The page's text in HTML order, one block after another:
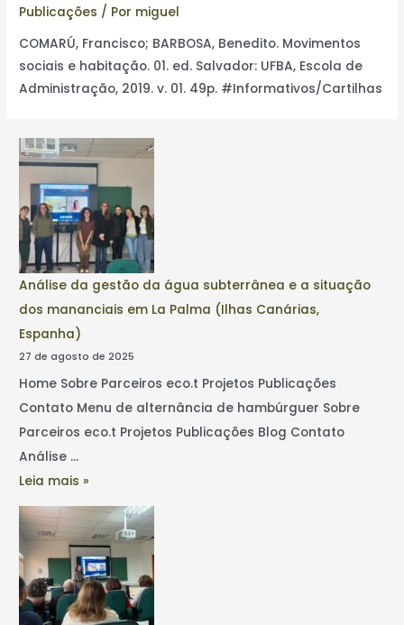
Publicações / Por miguel
COMARÚ, Francisco; BARBOSA, Benedito. Movimentos
sociais e habitação. 01. ed. Salvador: UFBA, Escola de
Administração, 2019. v. 01. 49p. #Informativos/Cartilhas
Análise da gestão da água subterrânea e a situação
dos mananciais em La Palma (Ilhas Canárias,
Espanha)
27 de agosto de 2025
Home Sobre Parceiros eco.t Projetos Publicações
Contato Menu de alternância de hambúrguer Sobre
Parceiros eco.t Projetos Publicações Blog Contato
Análise …
Leia mais »